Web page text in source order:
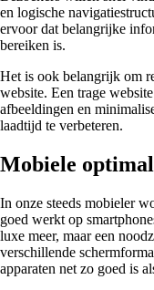
en logische
ervoor dat belangrijke
bereiken is.
Het is ook belangrijk om
website. Een trage
afbeeldingen en
laadtijd te verbeteren.
Mobiele
In onze steeds mobieler
goed werkt op
luxe meer, maar een
verschillende
apparaten net zo goed is